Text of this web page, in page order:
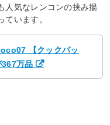
人気なレンコンの挟み揚
います。
【クックパッ
367万品